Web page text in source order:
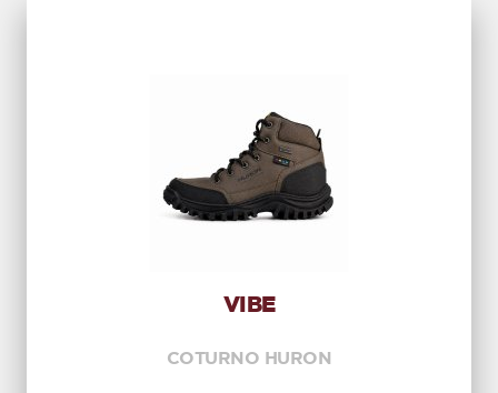
VIBE
COTURNO HURON